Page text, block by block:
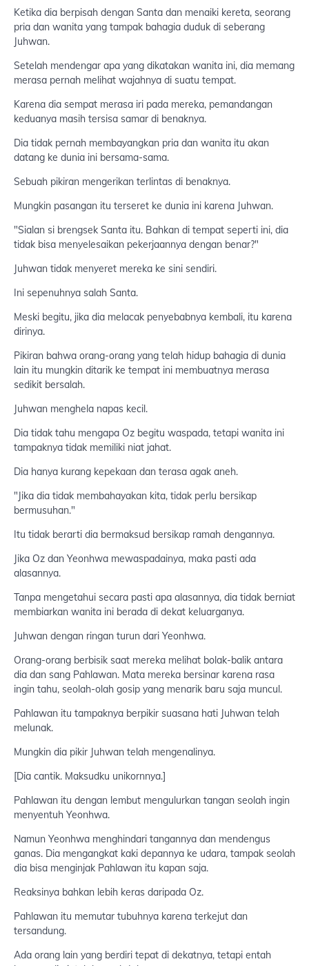
Ketika dia berpisah dengan Santa dan menaiki kereta, seorang
pria dan wanita yang tampak bahagia duduk di seberang
Juhwan.
Setelah mendengar apa yang dikatakan wanita ini, dia memang
merasa pernah melihat wajahnya di suatu tempat.
Karena dia sempat merasa iri pada mereka, pemandangan
keduanya masih tersisa samar di benaknya.
Dia tidak pernah membayangkan pria dan wanita itu akan
datang ke dunia ini bersama-sama.
Sebuah pikiran mengerikan terlintas di benaknya.
Mungkin pasangan itu terseret ke dunia ini karena Juhwan.
"Sialan si brengsek Santa itu. Bahkan di tempat seperti ini, dia
tidak bisa menyelesaikan pekerjaannya dengan benar?"
Juhwan tidak menyeret mereka ke sini sendiri.
Ini sepenuhnya salah Santa.
Meski begitu, jika dia melacak penyebabnya kembali, itu karena
dirinya.
Pikiran bahwa orang-orang yang telah hidup bahagia di dunia
lain itu mungkin ditarik ke tempat ini membuatnya merasa
sedikit bersalah.
Juhwan menghela napas kecil.
Dia tidak tahu mengapa Oz begitu waspada, tetapi wanita ini
tampaknya tidak memiliki niat jahat.
Dia hanya kurang kepekaan dan terasa agak aneh.
"Jika dia tidak membahayakan kita, tidak perlu bersikap
bermusuhan."
Itu tidak berarti dia bermaksud bersikap ramah dengannya.
Jika Oz dan Yeonhwa mewaspadainya, maka pasti ada
alasannya.
Tanpa mengetahui secara pasti apa alasannya, dia tidak berniat
membiarkan wanita ini berada di dekat keluarganya.
Juhwan dengan ringan turun dari Yeonhwa.
Orang-orang berbisik saat mereka melihat bolak-balik antara
dia dan sang Pahlawan. Mata mereka bersinar karena rasa
ingin tahu, seolah-olah gosip yang menarik baru saja muncul.
Pahlawan itu tampaknya berpikir suasana hati Juhwan telah
melunak.
Mungkin dia pikir Juhwan telah mengenalinya.
[Dia cantik. Maksudku unikornnya.]
Pahlawan itu dengan lembut mengulurkan tangan seolah ingin
menyentuh Yeonhwa.
Namun Yeonhwa menghindari tangannya dan mendengus
ganas. Dia mengangkat kaki depannya ke udara, tampak seolah
dia bisa menginjak Pahlawan itu kapan saja.
Reaksinya bahkan lebih keras daripada Oz.
Pahlawan itu memutar tubuhnya karena terkejut dan
tersandung.
Ada orang lain yang berdiri tepat di dekatnya, tetapi entah